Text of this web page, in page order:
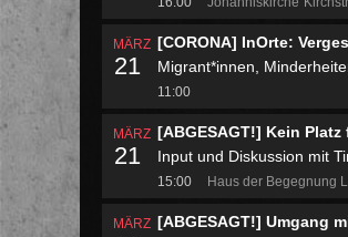
MÄRZ
21
[CORONA] InOrte:
Migrant*innen,
11:00
MÄRZ
21
[ABGESAGT!] Kein
Input und Diskussion mit
15:00 Haus der Begegnung
MÄRZ [ABGESAGT!] Umgang